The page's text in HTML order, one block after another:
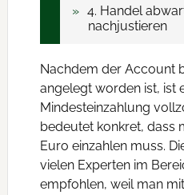
4. Handel
nachjustieren
Nachdem der Account
angelegt worden ist, ist
Mindesteinzahlung
bedeutet konkret, dass
Euro einzahlen muss.
vielen Experten im
empfohlen, weil man